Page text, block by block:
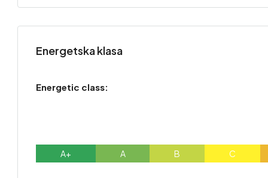
Energetska klasa
Energetic class:
A+ A B C